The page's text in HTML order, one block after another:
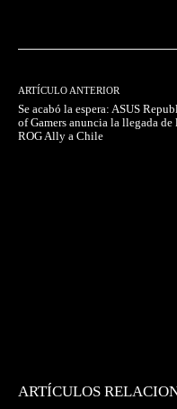
ARTÍCULO ANTERIOR
Se acabó la espera: ASUS
of Gamers anuncia la llegada de
ROG Ally a Chile
ARTÍCULOS